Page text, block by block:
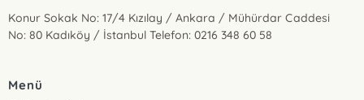
Konur Sokak No: 17/4 Kızılay / Ankara / Mühürdar Caddesi
No: 80 Kadıköy / İstanbul Telefon: 0216 348 60 58
Menü